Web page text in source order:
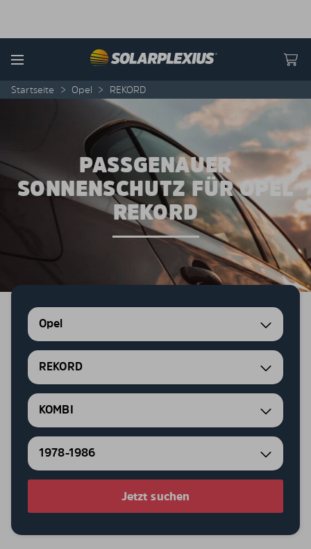
Menu
Startseite > Opel > REKORD
PASSGENAUER
SONNENSCHUTZ FÜR OPEL
REKORD
Opel
REKORD
KOMBI
1978-1986
Jetzt suchen